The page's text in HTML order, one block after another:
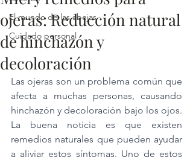
El mundo de las abejas
Cuidado personal
ojeras: Reducción natural
de hinchazón y
decoloración
Las ojeras son un problema común que
afecta a muchas personas, causando
hinchazón y decoloración bajo los ojos.
La buena noticia es que existen
remedios naturales que pueden ayudar
a aliviar estos síntomas. Uno de estos